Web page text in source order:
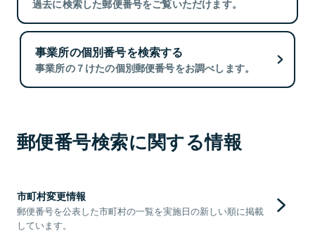
過去に検索した郵便番号をご覧いただけます。
事業所の個別番号を検索する
事業所の７けたの個別郵便番号をお調べします。
郵便番号検索に関する情報
市町村変更情報
郵便番号を公表した市町村の一覧を実施日の新しい順に掲載
しています。